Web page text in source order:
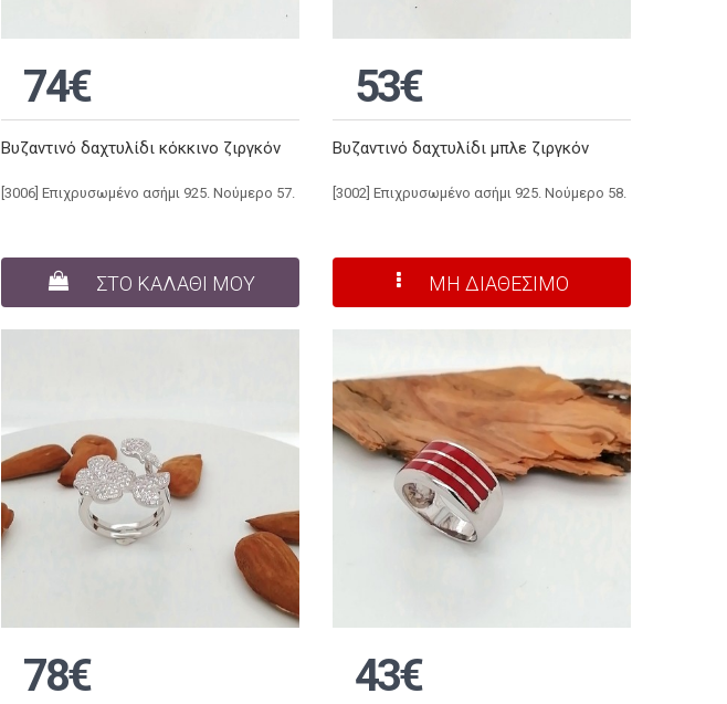
74€
Βυζαντινό δαχτυλίδι κόκκινο ζιργκόν
[3006] Επιχρυσωμένο ασήμι 925. Νούμερο 57.
ΣΤΟ ΚΑΛΑΘΙ ΜΟΥ
53€
Βυζαντινό δαχτυλίδι μπλε ζιργκόν
[3002] Επιχρυσωμένο ασήμι 925. Νούμερο 58.
ΜΗ ΔΙΑΘΕΣΙΜΟ
78€ 43€